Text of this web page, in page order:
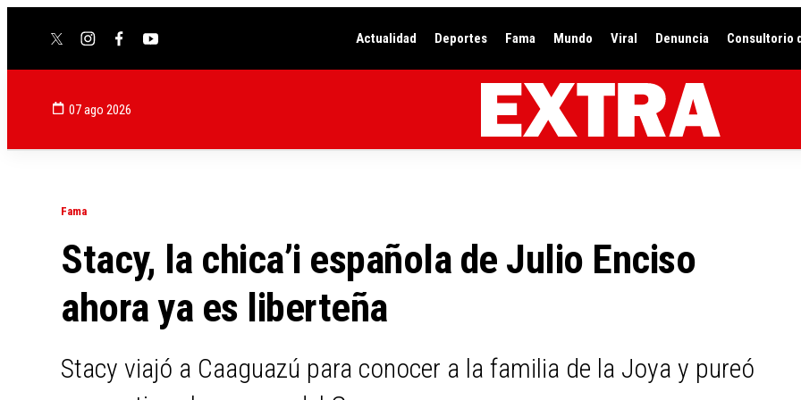
twitterinstagram
facebookyoutube Actualidad Deportes Fama Mundo Viral Denuncia Consultorio
07 ago 2026
Fama
Stacy, la chica’i española de Julio Enciso
ahora ya es liberteña
Stacy viajó a Caaguazú para conocer a la familia de la Joya y pureó